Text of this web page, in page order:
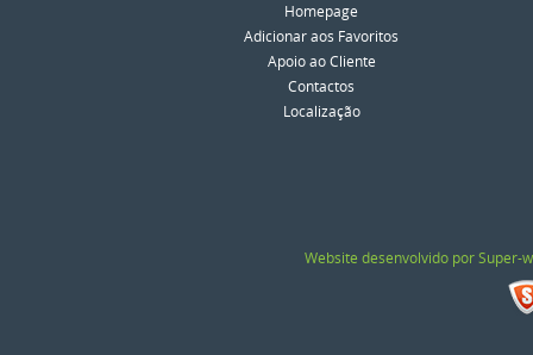
Homepage
Adicionar aos Favoritos
Apoio ao Cliente
Contactos
Localização
Website desenvolvido por Super-